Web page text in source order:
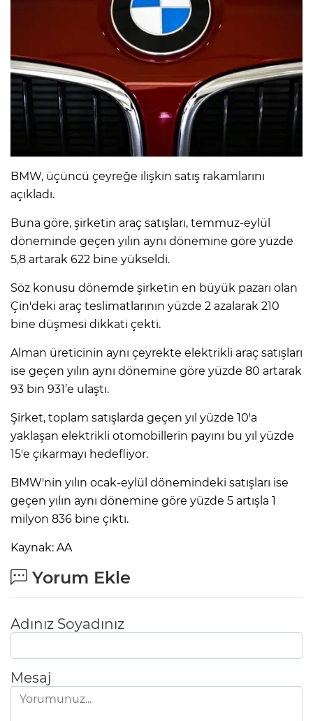
BMW, üçüncü çeyreğe ilişkin satış rakamlarını
açıkladı.
Buna göre, şirketin araç satışları, temmuz-eylül
döneminde geçen yılın aynı dönemine göre yüzde
5,8 artarak 622 bine yükseldi.
Söz konusu dönemde şirketin en büyük pazarı olan
Çin'deki araç teslimatlarının yüzde 2 azalarak 210
bine düşmesi dikkati çekti.
Alman üreticinin aynı çeyrekte elektrikli araç satışları
ise geçen yılın aynı dönemine göre yüzde 80 artarak
93 bin 931’e ulaştı.
Şirket, toplam satışlarda geçen yıl yüzde 10'a
yaklaşan elektrikli otomobillerin payını bu yıl yüzde
15'e çıkarmayı hedefliyor.
BMW'nin yılın ocak-eylül dönemindeki satışları ise
geçen yılın aynı dönemine göre yüzde 5 artışla 1
milyon 836 bine çıktı.
Kaynak: AA
Yorum Ekle
Adınız Soyadınız
Mesaj